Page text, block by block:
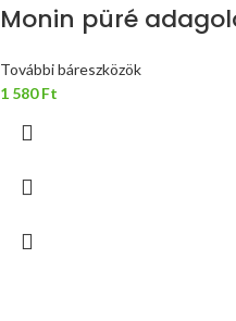
Monin püré
További báreszközök
1 580Ft